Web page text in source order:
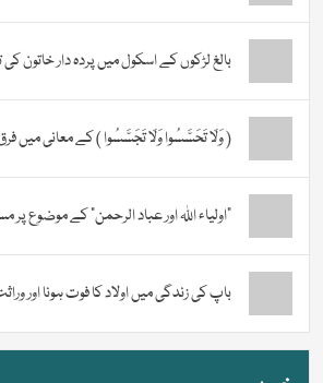
بالغ لڑکوں کے اسکول میں پردہ دار خاتون
( وَلَا تَحَسَّسُوا وَلَا تَجَسَّسُوا ) کے معانی میں
“اولیاء اللہ اور عباد الرحمن” کے موضوع
باپ کی زندگی میں اولاد کا فوت ہونا اور